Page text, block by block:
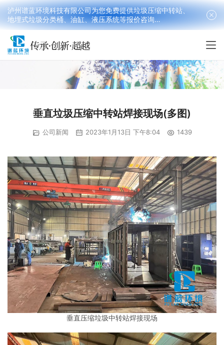
垂直垃圾压缩中转站焊接现场(多图)
公司新闻 2023年1月13日 下午8:04 1439
垂直压缩垃圾中转站焊接现场
泸州谱蓝环境科技有限公司为您免费提供垃圾压缩中转站、
地埋式垃圾分类桶、油缸、液压系统等报价咨询
18090199016(韩先生）